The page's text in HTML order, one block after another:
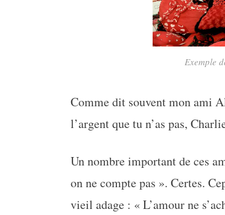
Exemple
Comme dit souvent mon ami
l’argent que tu n’as pas,
Un nombre important de ces
on ne compte pas ». Certes.
vieil adage : « L’amour ne